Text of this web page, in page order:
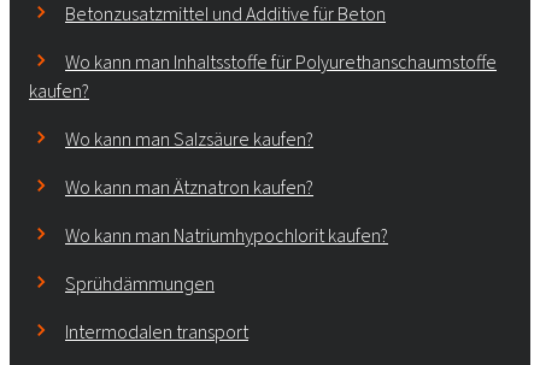
Betonzusatzmittel und Additive für Beton
Wo kann man Inhaltsstoffe für Polyurethanschaumstoffe
kaufen?
Wo kann man Salzsäure kaufen?
Wo kann man Ätznatron kaufen?
Wo kann man Natriumhypochlorit kaufen?
Sprühdämmungen
Intermodalen transport